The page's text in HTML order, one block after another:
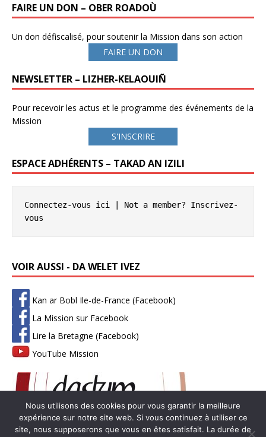
FAIRE UN DON – OBER ROADOÙ
Un don défiscalisé, pour soutenir la Mission dans son action
FAIRE UN DON
NEWSLETTER – LIZHER-KELAOUIÑ
Pour recevoir les actus et le programme des événements de la
Mission
S'INSCRIRE
ESPACE ADHÉRENTS – TAKAD AN IZILI
Connectez-vous ici | Not a member? Inscrivez-
vous
VOIR AUSSI - DA WELET IVEZ
Kan ar Bobl Ile-de-France (Facebook)
La Mission sur Facebook
Lire la Bretagne (Facebook)
YouTube Mission
Nous utilisons des cookies pour vous garantir la meilleure
expérience sur notre site web. Si vous continuez à utiliser ce
site, nous supposerons que vous en êtes satisfait. La durée de